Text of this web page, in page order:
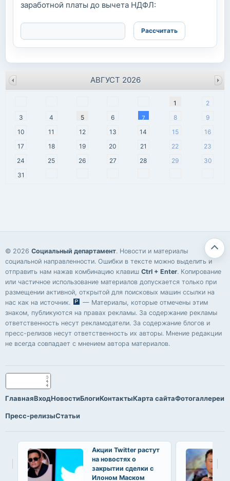
заработной платы до вычета НДФЛ:
1
2
3
4 5 6 7 8
9
10
11 12 13 14 15
16
17
18 19 20 21 22
23
24
25 26 27 28 29
30
31
АВГУСТ 2026
© 2026 Социальный департамент. Новости и материалы
социальной направленности. Ошибки в тексте можно выделить и
отправить нам нажав комбинацию клавиш Ctrl + Enter. Копирование
или частичное использование материалов допускается только при
размещении активной, открытой для поисковых машин ссылки на
нас как на источник.
— Материалы, которые отмечены этим
знаком, публикуются на правах рекламы. За содержание рекламы
ответственность несут рекламодатели. За содержание блогов и
пресс-релизов несут ответственность их авторы. Мнение редакции
не всегда совпадает с мнением автора материалов.
ГлавнаяВходНовостиБлогиКонтактыКарта сайтаФотогаллереи
Пресс-релизыСтатьи
Акции Twitter растут
на новостях о
закрытии сделки с
Илоном Маском